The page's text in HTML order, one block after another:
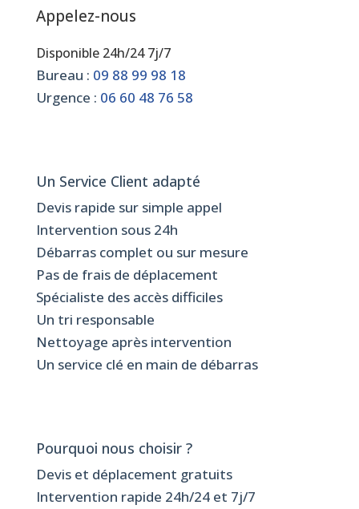
Appelez-nous
Disponible 24h/24 7j/7
Bureau : 09 88 99 98 18
Urgence : 06 60 48 76 58
Un Service Client adapté
Devis rapide sur simple appel
Intervention sous 24h
Débarras complet ou sur mesure
Pas de frais de déplacement
Spécialiste des accès difficiles
Un tri responsable
Nettoyage après intervention
Un service clé en main de débarras
Pourquoi nous choisir ?
Devis et déplacement gratuits
Intervention rapide 24h/24 et 7j/7